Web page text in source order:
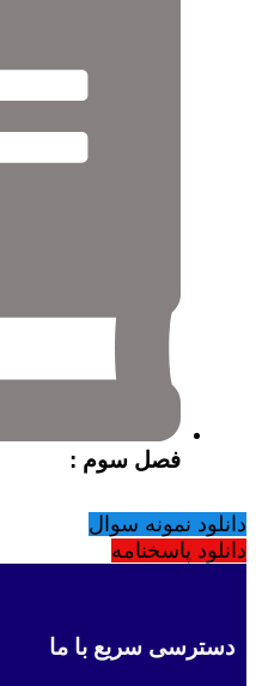
فصل سوم :
دانلود نمونه سوال
دانلود پاسخنامه
دسترسی سریع با ما